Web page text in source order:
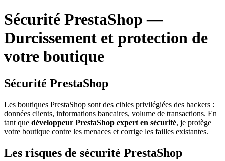
Sécurité PrestaShop —
Durcissement et protection de
votre boutique
Sécurité PrestaShop
Les boutiques PrestaShop sont des cibles privilégiées des hackers :
données clients, informations bancaires, volume de transactions. En
tant que développeur PrestaShop expert en sécurité, je protège
votre boutique contre les menaces et corrige les failles existantes.
Les risques de sécurité PrestaShop